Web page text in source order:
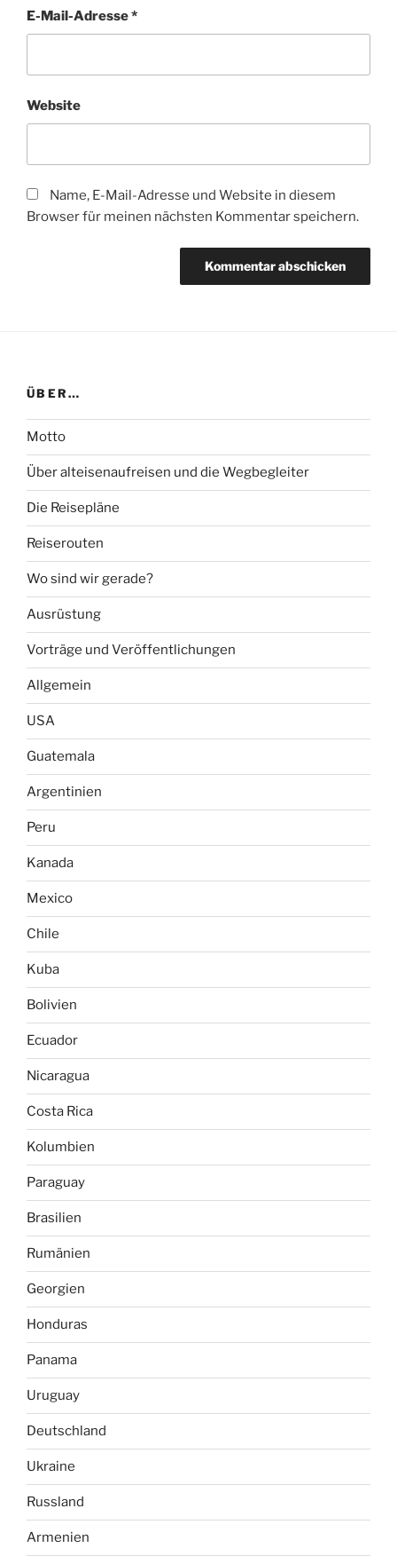
E-Mail-Adresse*
Website
Name, E-Mail-Adresse und Website in diesem
Browser für meinen nächsten Kommentar speichern.
ÜBER…
Motto
Über alteisenaufreisen und die Wegbegleiter
Die Reisepläne
Reiserouten
Wo sind wir gerade?
Ausrüstung
Vorträge und Veröffentlichungen
Allgemein
USA
Guatemala
Argentinien
Peru
Kanada
Mexico
Chile
Kuba
Bolivien
Ecuador
Nicaragua
Costa Rica
Kolumbien
Paraguay
Brasilien
Rumänien
Georgien
Honduras
Panama
Uruguay
Deutschland
Ukraine
Russland
Armenien